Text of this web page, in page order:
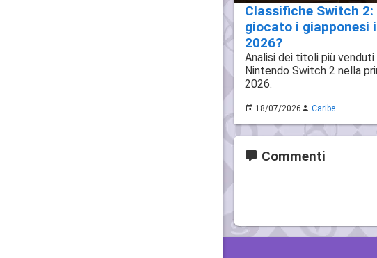
Classifiche Switch
giocato i giapponesi
2026?
Analisi dei titoli più venduti
Nintendo Switch 2 nella
2026.
18/07/2026 Caribe
Commenti